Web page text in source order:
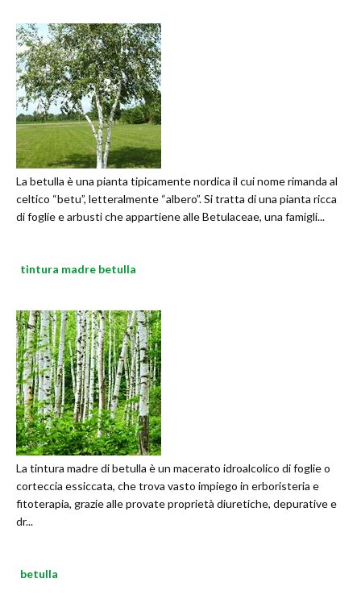
La betulla è una pianta tipicamente nordica il cui nome rimanda al
celtico “betu”, letteralmente “albero”. Si tratta di una pianta ricca
di foglie e arbusti che appartiene alle Betulaceae, una famigli...
tintura madre betulla
La tintura madre di betulla è un macerato idroalcolico di foglie o
corteccia essiccata, che trova vasto impiego in erboristeria e
fitoterapia, grazie alle provate proprietà diuretiche, depurative e
dr...
betulla